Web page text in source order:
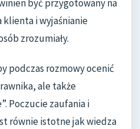
być przygotowany na
i wyjaśnianie
zrozumiały.
podczas rozmowy ocenić
ale także
Poczucie zaufania i
równie istotne jak wiedza